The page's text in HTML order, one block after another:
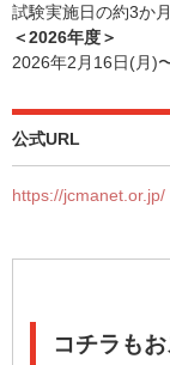
試験実施日の約3か
＜2026年度＞
2026年2月16日(月)
公式URL
https://jcmanet.or.jp/
コチラも